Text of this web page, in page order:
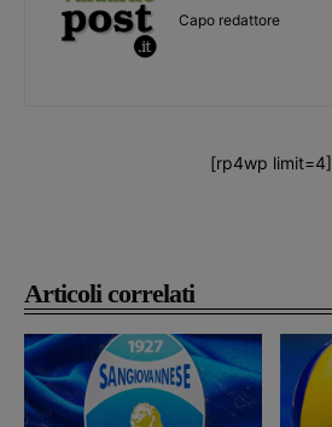
Articoli correlati
Capo redattore
[rp4wp limit=4]